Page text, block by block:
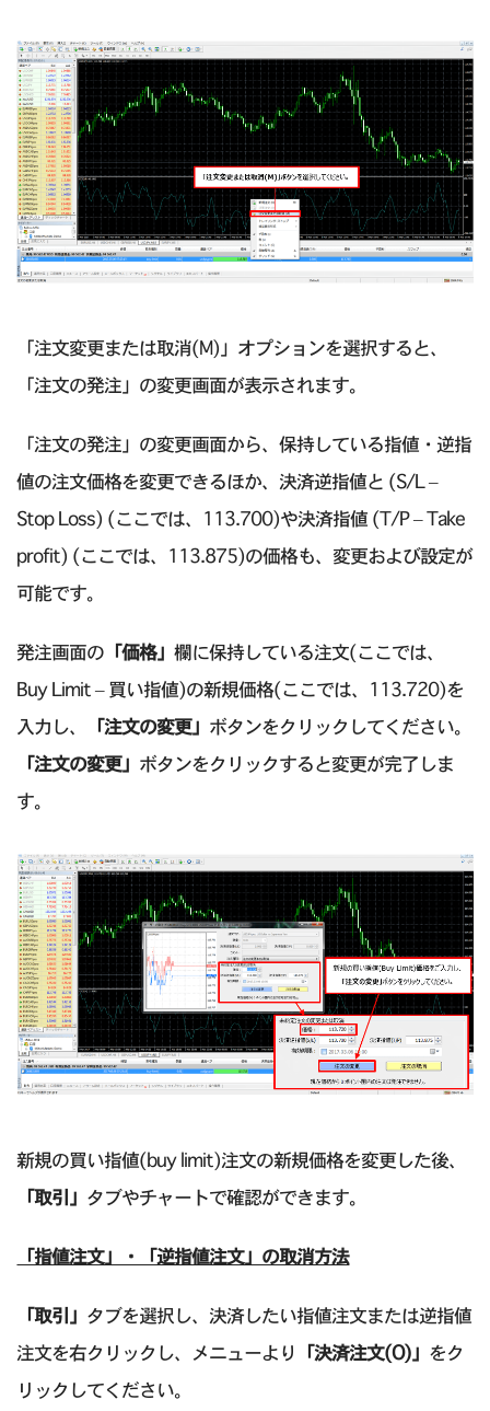
「注文変更または取消(M)」オプションを選択すると、
「注文の発注」の変更画面が表示されます。
「注文の発注」の変更画面から、保持している指値・逆指
値の注文価格を変更できるほか、決済逆指値と (S/L –
Stop Loss) (ここでは、113.700)や決済指値 (T/P – Take
profit) (ここでは、113.875)の価格も、変更および設定が
可能です。
発注画面の 「価格」欄に保持している注文(ここでは、
Buy Limit – 買い指値)の新規価格(ここでは、113.720)を
入力し、
「注文の変更」 ボタンをクリックしてください。
「注文の変更」 ボタンをクリックすると変更が完了しま
す。
新規の買い指値(buy limit)注文の新規価格を変更した後、
「取引」 タブやチャートで確認ができます。
「指値注文」・「逆指値注文」の取消方法
「取引」 タブを選択し、決済したい指値注文または逆指値
注文を右クリックし、メニューより
「決済注文(O)」 をク
リックしてください。